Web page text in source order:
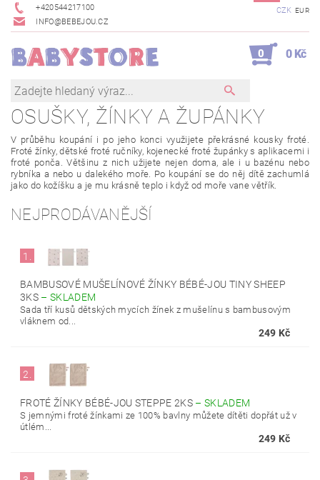
+420544217100
INFO@BEBEJOU.CZ
CZK EUR
0 0 Kč
OSUŠKY, ŽÍNKY A ŽUPÁNKY
V průběhu koupání i po jeho konci využijete překrásné kousky froté.
Froté žínky, dětské froté ručníky, kojenecké froté župánky s aplikacemi i
froté ponča. Většinu z nich užijete nejen doma, ale i u bazénu nebo
rybníka a nebo u dalekého moře. Po koupání se do něj dítě zachumlá
jako do kožíšku a je mu krásně teplo i když od moře vane větřík.
NEJPRODÁVANĚJŠÍ
1.
BAMBUSOVÉ MUŠELÍNOVÉ ŽÍNKY BÉBÉ-JOU TINY SHEEP
3KS –SKLADEM
Sada tří kusů dětských mycích žínek z mušelínu s bambusovým
vláknem od...
249 Kč
2.
FROTÉ ŽÍNKY BÉBÉ-JOU STEPPE 2KS –SKLADEM
S jemnými froté žínkami ze 100% bavlny můžete dítěti dopřát už v
útlém...
249 Kč